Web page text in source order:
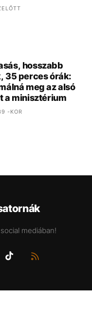
hosszabb
35 perces órák:
meg az alsó
a minisztérium
-KOR
mediában!